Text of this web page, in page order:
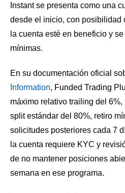
Instant se presenta como una
desde el inicio, con posibilidad
la cuenta esté en beneficio y
mínimas.
En su documentación oficial
Information, Funded Trading
máximo relativo trailing del
split estándar del 80%, retiro
solicitudes posteriores cada 7
la cuenta requiere KYC y
de no mantener posiciones
semana en ese programa.